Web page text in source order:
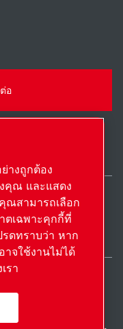
อ
© 2026 ลิขสิทธิ์
างถูกต้อง
คุณ และแสดง
ณสามารถเลือก
ตเฉพาะคุกกี้ที่
รดทราบว่า หาก
าจใช้งานไม่ได้
รา